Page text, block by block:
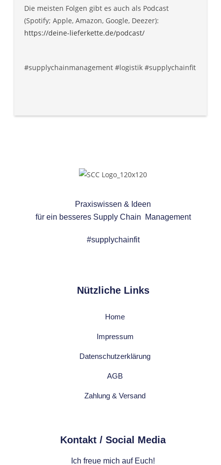
Die meisten Folgen gibt es auch als Podcast
(Spotify; Apple, Amazon, Google, Deezer):
https://deine-lieferkette.de/podcast/
#supplychainmanagement #logistik #supplychainfit
Praxiswissen & Ideen
für ein besseres Supply Chain Management
#supplychainfit
Nützliche Links
Home
Impressum
Datenschutzerklärung
AGB
Zahlung & Versand
Kontakt / Social Media​
Ich freue mich auf Euch!